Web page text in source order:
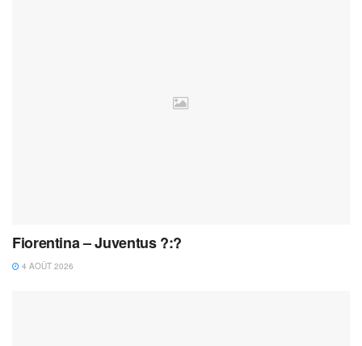
Fiorentina – Juventus ?:?
4 AOÛT 2026